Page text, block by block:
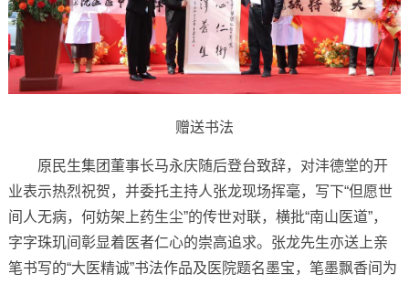
赠送书法
原民生集团董事长马永庆随后登台致辞，对沣德堂的开
业表示热烈祝贺，并委托主持人张龙现场挥毫，写下“但愿世
间人无病，何妨架上药生尘”的传世对联，横批“南山医道”，
字字珠玑间彰显着医者仁心的崇高追求。张龙先生亦送上亲
笔书写的“大医精诚”书法作品及医院题名墨宝，笔墨飘香间为